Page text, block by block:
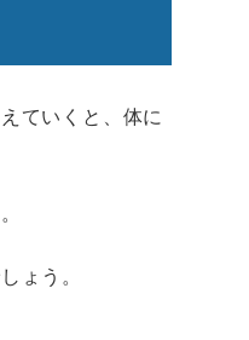
ていくと、体に
ょう。